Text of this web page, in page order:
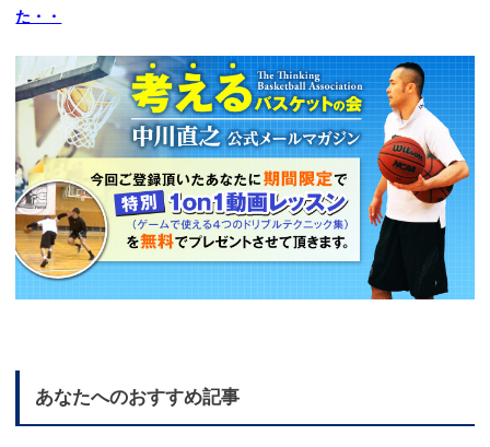
た・・
あなたへのおすすめ記事